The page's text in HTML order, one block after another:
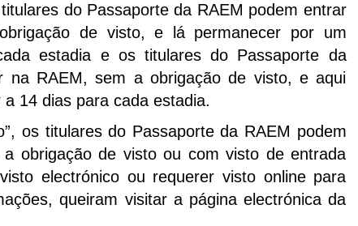
do Passaporte da RAEM podem entrar
de visto, e lá permanecer por um
estadia e os titulares do Passaporte da
na RAEM, sem a obrigação de visto, e aqui
14 dias para cada estadia.
os titulares do Passaporte da RAEM podem
obrigação de visto ou com visto de entrada
electrónico ou requerer visto online para
queiram visitar a página electrónica da